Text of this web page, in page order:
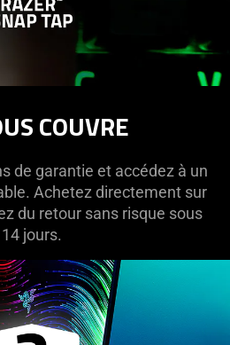
COUVRE
de garantie et accédez à un
Achetez directement sur
du retour sans risque sous
14 jours.